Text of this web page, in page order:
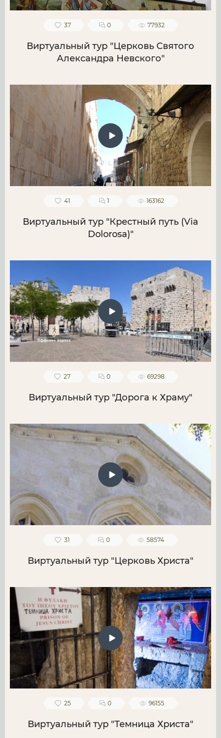
37 0 77932
Виртуальный тур "Церковь Святого
Александра Невского"
41 1 163162
Виртуальный тур "Крестный путь (Via
Dolorosa)"
27 0 69298
Виртуальный тур "Дорога к Храму"
31 0 58574
Виртуальный тур "Церковь Христа"
25 0 96155
Виртуальный тур "Темница Христа"